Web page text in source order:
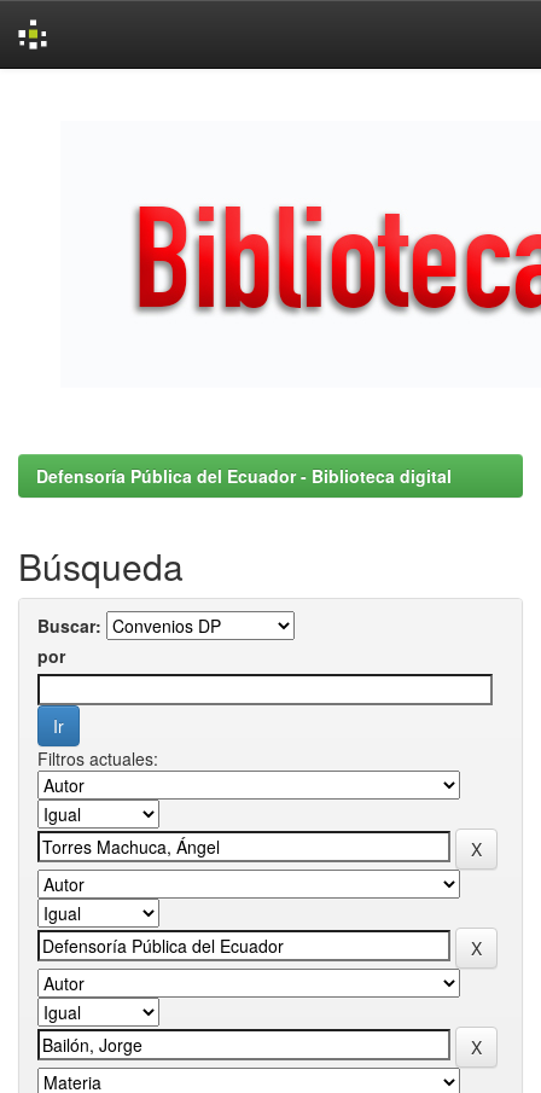
Defensoría Pública del Ecuador - Biblioteca digital
Búsqueda
Buscar:
por
Filtros actuales: